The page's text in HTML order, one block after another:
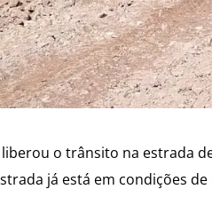
o trânsito na estrada
já está em condições